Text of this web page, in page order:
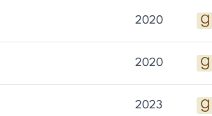
2020
2020
2023